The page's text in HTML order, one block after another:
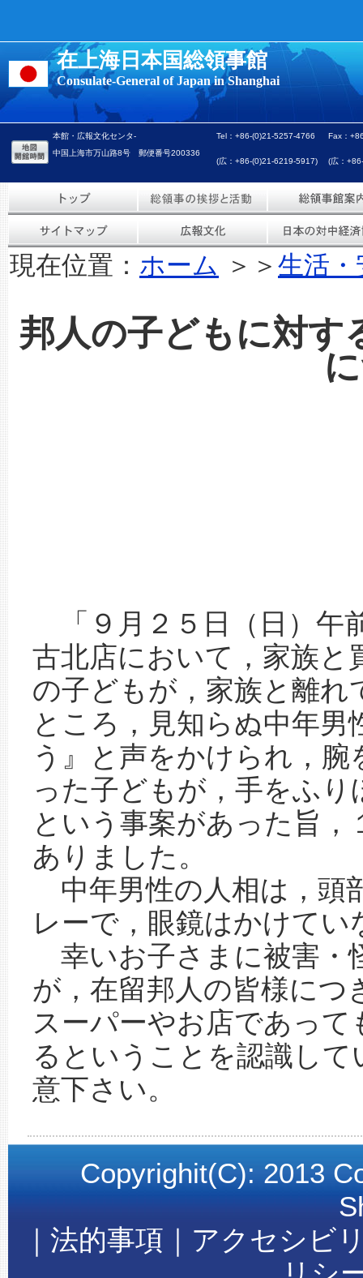
在上海日本国総領事館
Consulate-General of Japan in Shanghai
本館・広報文化センタ- Tel：+86-(0)21-5257-4766
Fax：
中国上海市万山路8号 郵便番号200336
(広：+86-(0)21-6219-5917)
(広：
現在位置： ホーム ＞＞ 生活・
邦人の子どもに対す
「９月２５日（日）午
古北店において，家族と
の子どもが，家族と離
ところ，見知らぬ中年
う』と声をかけられ，
った子どもが，手をふ
という事案があった旨
ありました。
中年男性の人相は，頭
レーで，眼鏡はかけて
幸いお子さまに被害・
が，在留邦人の皆様に
スーパーやお店であっ
るということを認識し
意下さい。
Copyrighit(C): 2013
｜法的事項｜アクセシビ